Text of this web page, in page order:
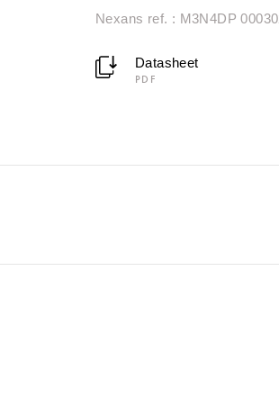
Nexans ref. : M3N4DP
Datasheet
PDF